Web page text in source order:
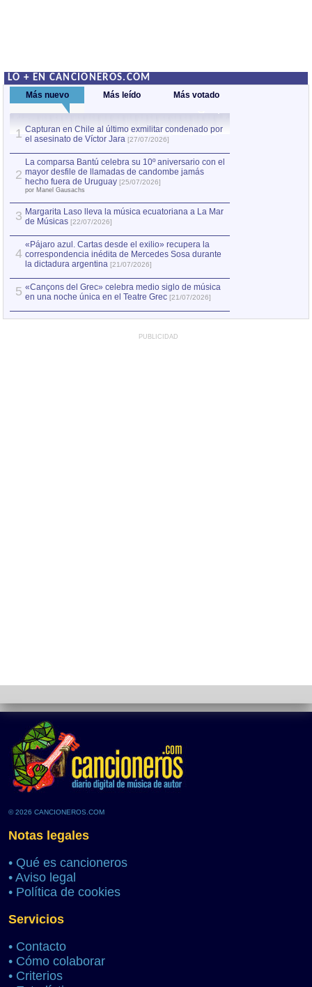
LO + EN CANCIONEROS.COM
Más nuevo Más leído Más votado
1 Capturan en Chile al último exmilitar condenado por
el asesinato de Víctor Jara [27/07/2026]
2
La comparsa Bantú celebra su 10º aniversario con el
mayor desfile de llamadas de candombe jamás
hecho fuera de Uruguay [25/07/2026]
por Manel Gausachs
3 Margarita Laso lleva la música ecuatoriana a La Mar
de Músicas [22/07/2026]
4
«Pájaro azul. Cartas desde el exilio» recupera la
correspondencia inédita de Mercedes Sosa durante
la dictadura argentina [21/07/2026]
5 «Cançons del Grec» celebra medio siglo de música
en una noche única en el Teatre Grec [21/07/2026]
PUBLICIDAD
© 2026 CANCIONEROS.COM
Notas legales
• Qué es cancioneros
• Aviso legal
• Política de cookies
Servicios
• Contacto
• Cómo colaborar
• Criterios